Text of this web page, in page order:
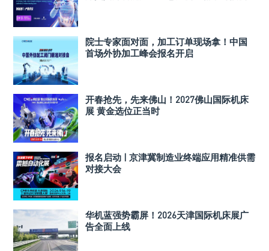
院士专家面对面，加工订单现场拿！中国
首场外协加工峰会报名开启
开春抢先，先来佛山！2027佛山国际机床
展 黄金选位正当时
报名启动 | 京津冀制造业终端应用精准供需
对接大会
华机蓝强势霸屏！2026天津国际机床展广
告全面上线